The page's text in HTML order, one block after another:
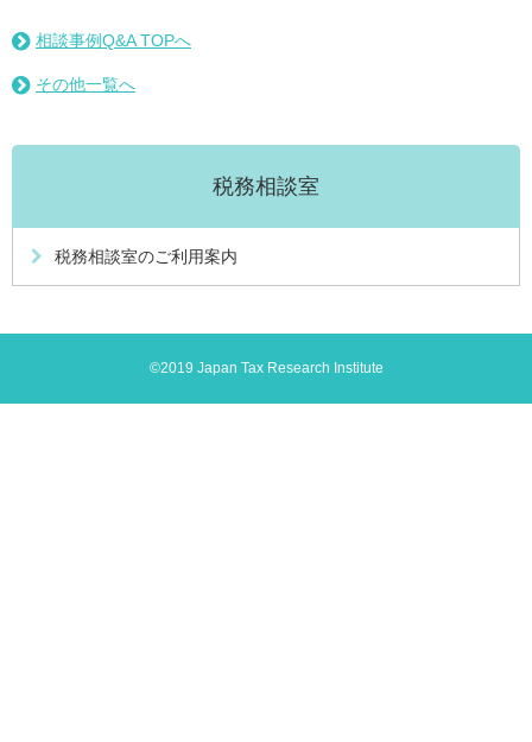
相談事例Q&A TOPへ
その他一覧へ
税務相談室
税務相談室のご利用案内
©2019 Japan Tax Research Institute